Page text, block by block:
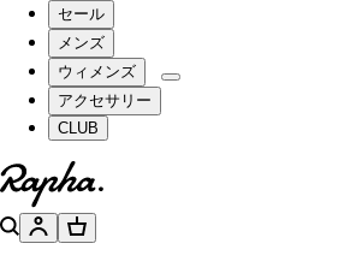
セール
メンズ
ウィメンズ
アクセサリー
CLUB
ホームページへ
検索アカウントバスケット